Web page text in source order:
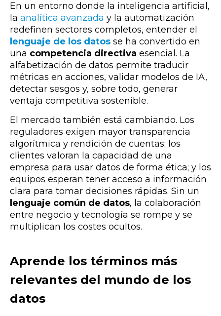
En un entorno donde la inteligencia artificial,
la analítica avanzada y la automatización
redefinen sectores completos, entender el
lenguaje de los datos se ha convertido en
una competencia directiva esencial. La
alfabetización de datos permite traducir
métricas en acciones, validar modelos de IA,
detectar sesgos y, sobre todo, generar
ventaja competitiva sostenible.
El mercado también está cambiando. Los
reguladores exigen mayor transparencia
algorítmica y rendición de cuentas; los
clientes valoran la capacidad de una
empresa para usar datos de forma ética; y los
equipos esperan tener acceso a información
clara para tomar decisiones rápidas. Sin un
lenguaje común de datos, la colaboración
entre negocio y tecnología se rompe y se
multiplican los costes ocultos.
Aprende los términos más
relevantes del mundo de los
datos